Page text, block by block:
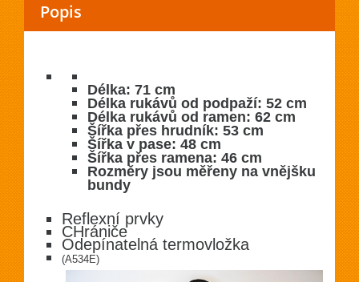
Popis
Délka: 71 cm
Délka rukávů od podpaží: 52 cm
Délka rukávů od ramen: 62 cm
Šířka přes hrudník: 53 cm
Šířka v pase: 48 cm
Šířka přes ramena: 46 cm
Rozměry jsou měřeny na vnějšku
bundy
Reflexní prvky
CHrániče
Odepínatelná termovložka
(A534E)